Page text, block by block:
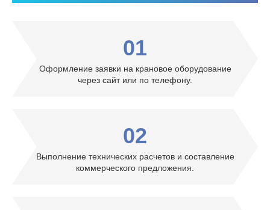
01
Оформление заявки на крановое оборудование
через сайт или по телефону.
02
Выполнение технических расчетов и составление
коммерческого предложения.